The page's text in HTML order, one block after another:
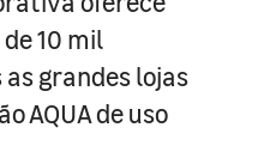
10 mil
grandes lojas
AQUA de uso